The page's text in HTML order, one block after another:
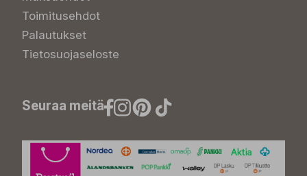
Toimitusehdot
Palautukset
Tietosuojaseloste
Seuraa meitä